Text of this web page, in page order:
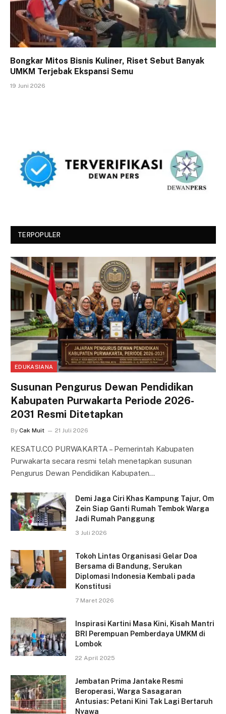
Bongkar Mitos Bisnis Kuliner, Riset Sebut Banyak
UMKM Terjebak Ekspansi Semu
19 Juni 2026
TERPOPULER
EDUKASIANA
Susunan Pengurus Dewan Pendidikan
Kabupaten Purwakarta Periode 2026-
2031 Resmi Ditetapkan
By Cak Muit 21 Juli 2026
KESATU.CO PURWAKARTA – Pemerintah Kabupaten
Purwakarta secara resmi telah menetapkan susunan
Pengurus Dewan Pendidikan Kabupaten…
Demi Jaga Ciri Khas Kampung Tajur, Om
Zein Siap Ganti Rumah Tembok Warga
Jadi Rumah Panggung
3 Juli 2026
Tokoh Lintas Organisasi Gelar Doa
Bersama di Bandung, Serukan
Diplomasi Indonesia Kembali pada
Konstitusi
7 Maret 2026
Inspirasi Kartini Masa Kini, Kisah Mantri
BRI Perempuan Pemberdaya UMKM di
Lombok
22 April 2025
Jembatan Prima Jantake Resmi
Beroperasi, Warga Sasagaran
Antusias: Petani Kini Tak Lagi Bertaruh
Nyawa